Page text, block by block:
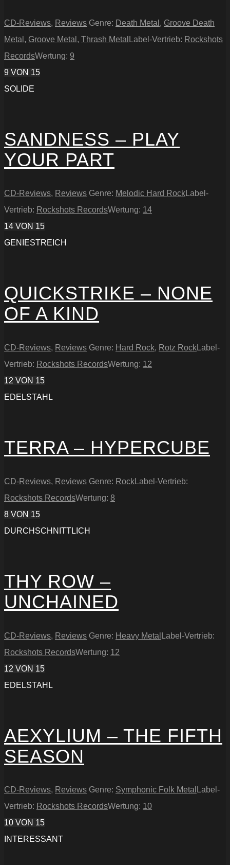
CD-Reviews, Reviews Genre: Death Metal , Groove Death
Metal , Groove Metal , Thrash Metal Label-Vertrieb: Rockshots
RecordsWertung: 9
9 VON 15
SOLIDE
SANDNESS – PLAY
YOUR PART
CD-Reviews, Reviews Genre: Melodic Hard RockLabel-
Vertrieb: Rockshots RecordsWertung: 14
14 VON 15
GENIESTREICH
QUICKSTRIKE – NONE
OF A KIND
CD-Reviews, Reviews Genre: Hard Rock, Rotz RockLabel-
Vertrieb: Rockshots RecordsWertung: 12
12 VON 15
EDELSTAHL
TERRA – HYPERCUBE
CD-Reviews, Reviews Genre: RockLabel-Vertrieb:
Rockshots RecordsWertung: 8
8 VON 15
DURCHSCHNITTLICH
THY ROW –
UNCHAINED
CD-Reviews, Reviews Genre: Heavy Metal Label-Vertrieb:
Rockshots RecordsWertung: 12
12 VON 15
EDELSTAHL
AEXYLIUM – THE FIFTH
SEASON
CD-Reviews, Reviews Genre: Symphonic Folk Metal Label-
Vertrieb: Rockshots RecordsWertung: 10
10 VON 15
INTERESSANT